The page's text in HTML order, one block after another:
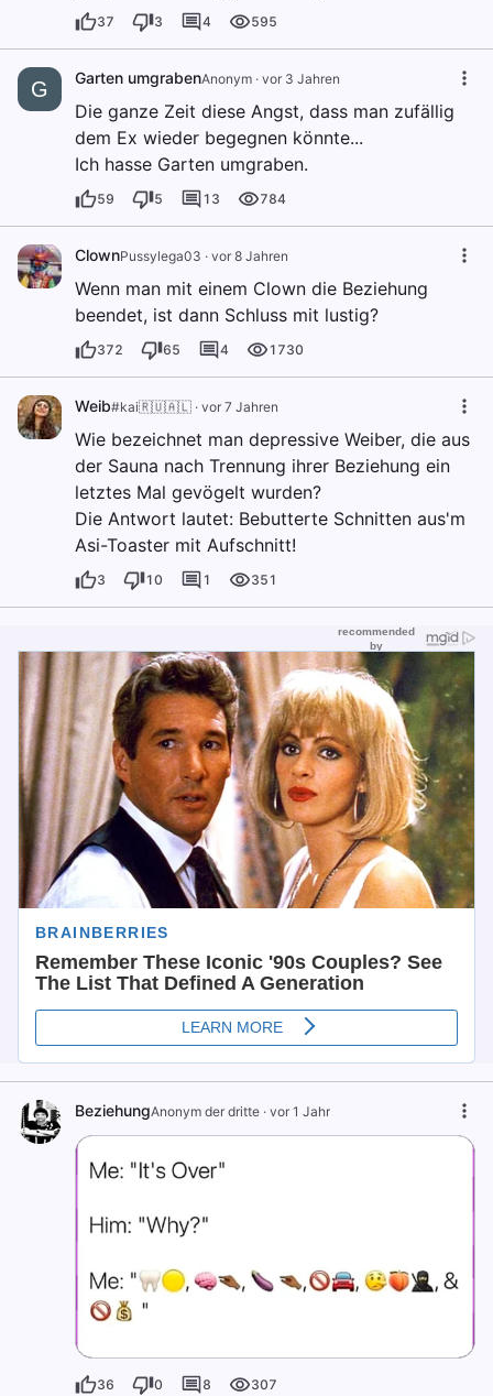
37 3 4 595
G Garten umgrabenAnonym · vor 3 Jahren
Die ganze Zeit diese Angst, dass man zufällig
dem Ex wieder begegnen könnte...
Ich hasse Garten umgraben.
59 5 13 784
ClownPussylega03 · vor 8 Jahren
Wenn man mit einem Clown die Beziehung
beendet, ist dann Schluss mit lustig?
372 65 4 1730
Weib#kai🇷🇺🇦🇱 · vor 7 Jahren
Wie bezeichnet man depressive Weiber, die aus
der Sauna nach Trennung ihrer Beziehung ein
letztes Mal gevögelt wurden?
Die Antwort lautet: Bebutterte Schnitten aus'm
Asi-Toaster mit Aufschnitt!
3 10 1 351
BeziehungAnonym der dritte · vor 1 Jahr
36 0 8 307